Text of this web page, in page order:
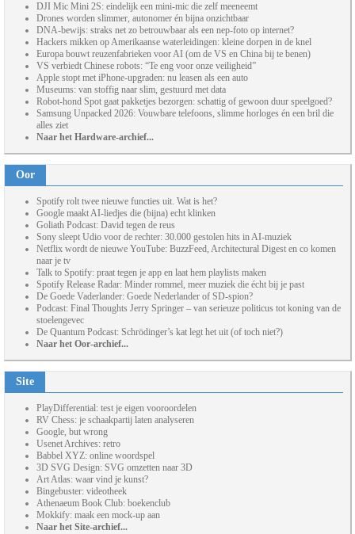
DJI Mic Mini 2S: eindelijk een mini-mic die zelf meeneemt
Drones worden slimmer, autonomer én bijna onzichtbaar
DNA-bewijs: straks net zo betrouwbaar als een nep-foto op internet?
Hackers mikken op Amerikaanse waterleidingen: kleine dorpen in de knel
Europa bouwt reuzenfabrieken voor AI (om de VS en China bij te benen)
VS verbiedt Chinese robots: “Te eng voor onze veiligheid”
Apple stopt met iPhone-upgraden: nu leasen als een auto
Museums: van stoffig naar slim, gestuurd met data
Robot-hond Spot gaat pakketjes bezorgen: schattig of gewoon duur speelgoed?
Samsung Unpacked 2026: Vouwbare telefoons, slimme horloges én een bril die
alles ziet
Naar het Hardware-archief...
Oor
Spotify rolt twee nieuwe functies uit. Wat is het?
Google maakt AI-liedjes die (bijna) echt klinken
Goliath Podcast: David tegen de reus
Sony sleept Udio voor de rechter: 30.000 gestolen hits in AI-muziek
Netflix wordt de nieuwe YouTube: BuzzFeed, Architectural Digest en co komen
naar je tv
Talk to Spotify: praat tegen je app en laat hem playlists maken
Spotify Release Radar: Minder rommel, meer muziek die écht bij je past
De Goede Vaderlander: Goede Nederlander of SD-spion?
Podcast: Final Thoughts Jerry Springer – van serieuze politicus tot koning van de
stoelengevec
De Quantum Podcast: Schrödinger’s kat legt het uit (of toch niet?)
Naar het Oor-archief...
Site
PlayDifferential: test je eigen vooroordelen
RV Chess: je schaakpartij laten analyseren
Google, but wrong
Usenet Archives: retro
Babbel XYZ: online woordspel
3D SVG Design: SVG omzetten naar 3D
Art Atlas: waar vind je kunst?
Bingebuster: videotheek
Athenaeum Book Club: boekenclub
Mokkify: maak een mock-up aan
Naar het Site-archief...